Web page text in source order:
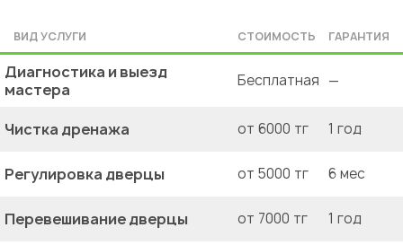
ВИД УСЛУГИ СТОИМОСТЬ ГАРАНТИЯ
Диагностика и выезд
мастера
Бесплатная —
Чистка дренажа от 6000 тг 1 год
Регулировка дверцы от 5000 тг 6 мес
Перевешивание дверцы от 7000 тг 1 год